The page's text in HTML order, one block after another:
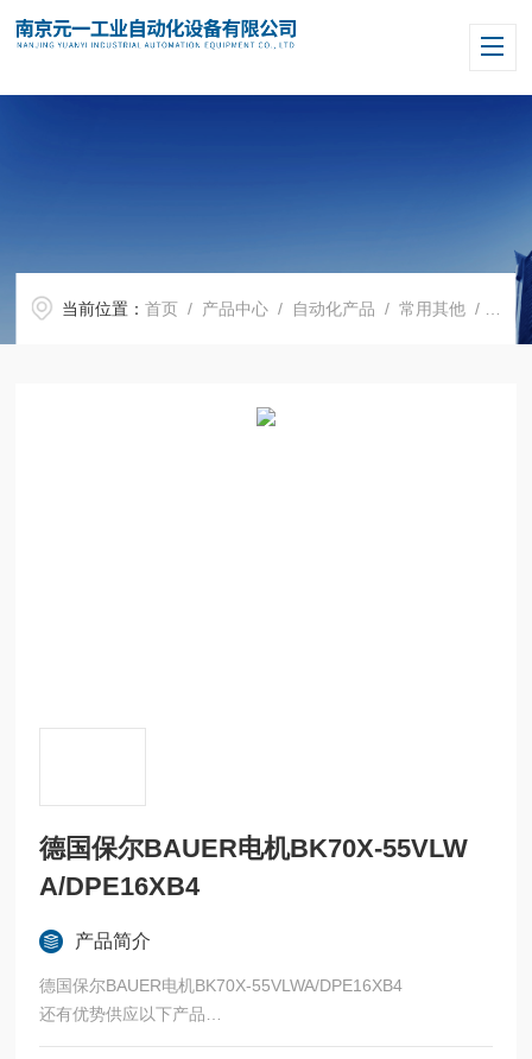
当前位置：首页 / 产品中心 / 自动化产品 /常用其他 / 德国保尔BAUER电机BK70X-55VLWA/DPE16XB4
德国保尔BAUER电机BK70X-55VLW
A/DPE16XB4
产品简介
德国保尔BAUER电机BK70X-55VLWA/DPE16XB4
还有优势供应以下产品
比例阀 德国宝德 6233/G1规格:6233 A20.0 FKM VA;G1;PN0.